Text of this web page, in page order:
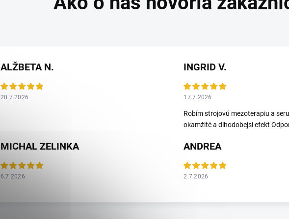
ALŽBETA N.
20.7.2026
INGRID V.
17.7.2026
Robím strojovú mezoterapiu a
okamžité a dlhodobejsi efekt
MICHAL ZELINKA
6.7.2026
ANDREA
2.7.2026